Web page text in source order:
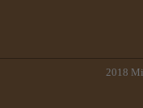
2018